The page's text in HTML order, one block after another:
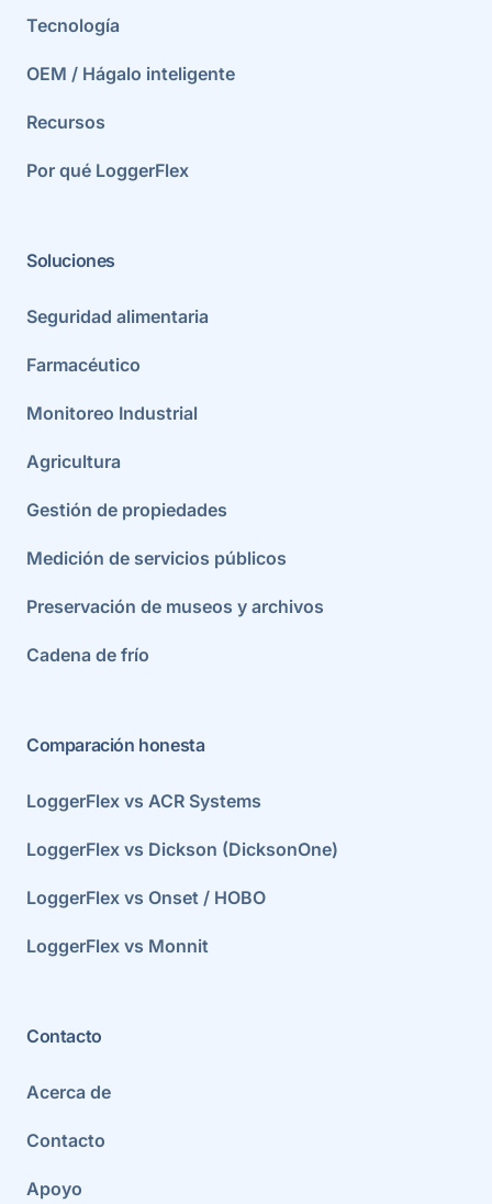
Tecnología
OEM / Hágalo inteligente
Recursos
Por qué LoggerFlex
Soluciones
Seguridad alimentaria
Farmacéutico
Monitoreo Industrial
Agricultura
Gestión de propiedades
Medición de servicios públicos
Preservación de museos y archivos
Cadena de frío
Comparación honesta
LoggerFlex vs ACR Systems
LoggerFlex vs Dickson (DicksonOne)
LoggerFlex vs Onset / HOBO
LoggerFlex vs Monnit
Contacto
Acerca de
Contacto
Apoyo